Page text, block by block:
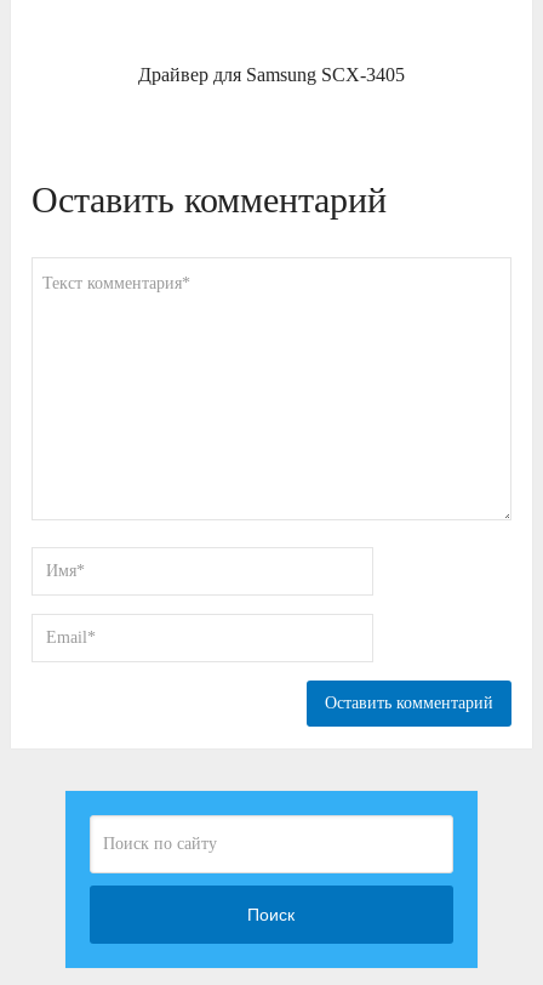
Драйвер для Samsung SCX-3405
Оставить комментарий
Поиск